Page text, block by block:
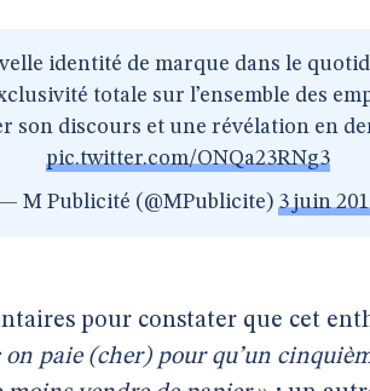
identité de marque dans le
totale sur l’ensemble des
son discours et une révélation en
pic.twitter.com/ONQa23RNg3
M Publicité (@MPublicite) 3 juin
pour constater que cet
on paie (cher) pour qu’un